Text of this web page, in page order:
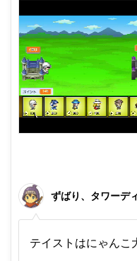
ずばり、タワーデ
テイストはにゃんこ